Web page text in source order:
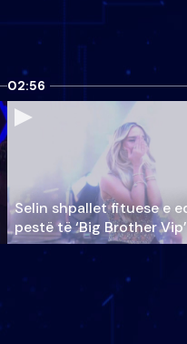
02:56
Selin shpallet fituese e
pestë të ‘Big Brother Vip’